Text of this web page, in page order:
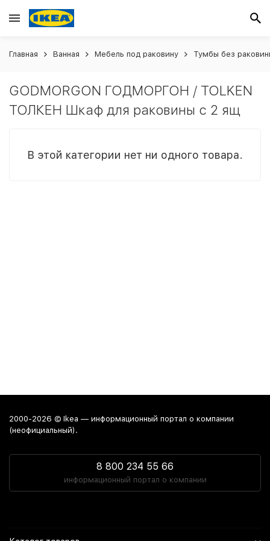
Главная Ванная Мебель под раковину Тумбы без
GODMORGON ГОДМОРГОН / TOLKEN
ТОЛКЕН Шкаф для раковины с 2 ящ
В этой категории нет ни одного товара.
2000-2026 © Ikea — информационный портал о компании
(неофициальный).
8 800 234 55 66
информационный портал о компании